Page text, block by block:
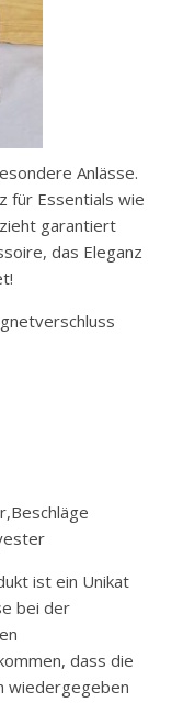
Anlässe.
für Essentials wie
garantiert
das Eleganz
ist ein Unikat
bei der
dass die
wiedergegeben